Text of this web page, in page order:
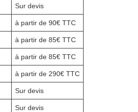
Sur devis
à partir de 90€ TTC
à partir de 85€ TTC
à partir de 85€ TTC
à partir de 290€ TTC
Sur devis
Sur devis